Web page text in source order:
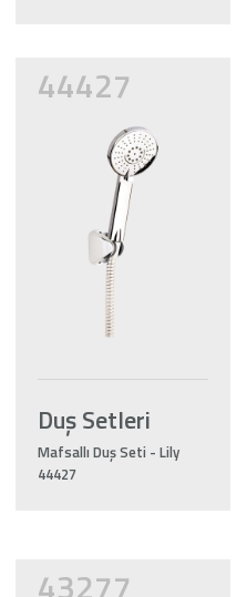
44427
Duş Setleri
Mafsallı Duş Seti - Lily
44427